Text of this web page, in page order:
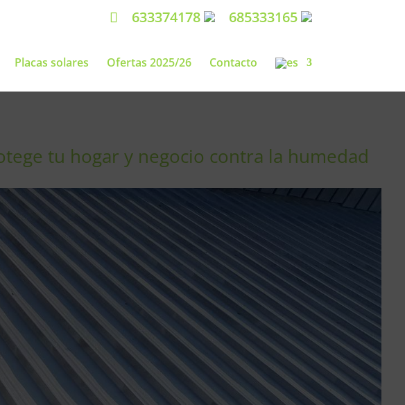
633374178 685333165
Placas solares Ofertas 2025/26 Contacto
tu hogar y negocio contra la humedad